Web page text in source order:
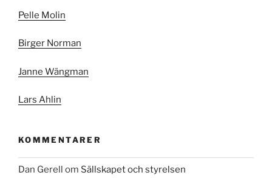
Pelle Molin
Birger Norman
Janne Wängman
Lars Ahlin
KOMMENTARER
Dan Gerell om Sällskapet och styrelsen